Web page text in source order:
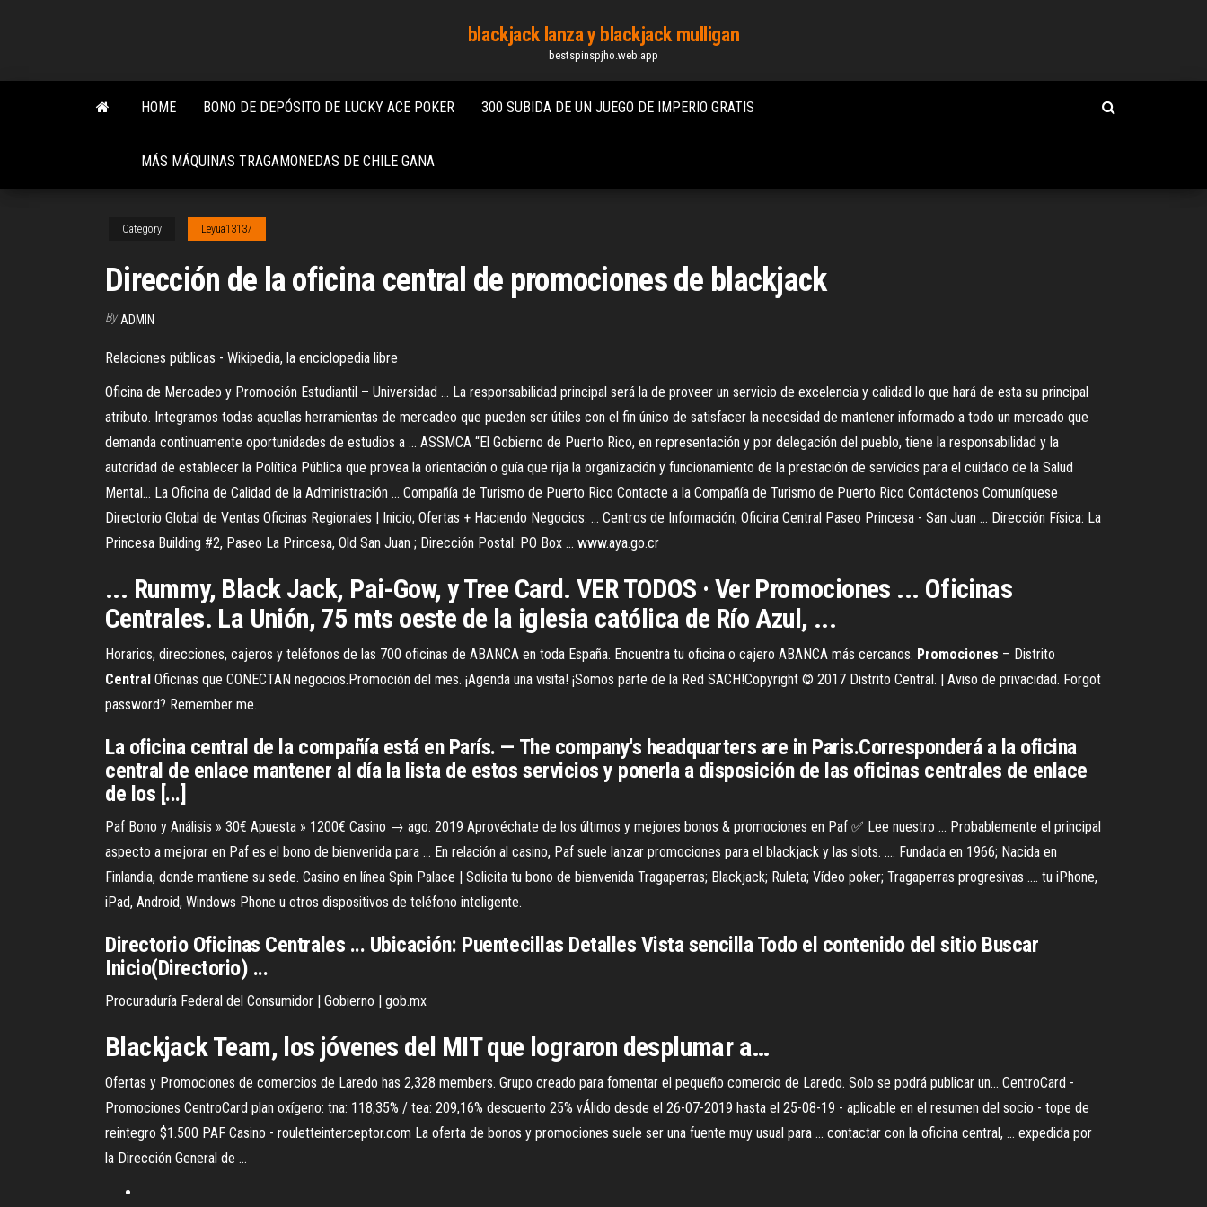
content
blackjack lanza y blackjack mulligan
bestspinspjho.web.app
HOME BONO DE DEPÓSITO DE LUCKY ACE POKER 300 SUBIDA DE UN JUEGO DE IMPERIO GRATIS
MÁS MÁQUINAS TRAGAMONEDAS DE CHILE GANA
Category Leyua13137
Dirección de la oficina central de promociones de blackjack
By ADMIN
Relaciones públicas - Wikipedia, la enciclopedia libre
Oficina de Mercadeo y Promoción Estudiantil – Universidad ... La responsabilidad principal será la de proveer un servicio de excelencia y calidad lo que hará de esta su principal
atributo. Integramos todas aquellas herramientas de mercadeo que pueden ser útiles con el fin único de satisfacer la necesidad de mantener informado a todo un mercado que
demanda continuamente oportunidades de estudios a ... ASSMCA “El Gobierno de Puerto Rico, en representación y por delegación del pueblo, tiene la responsabilidad y la
autoridad de establecer la Política Pública que provea la orientación o guía que rija la organización y funcionamiento de la prestación de servicios para el cuidado de la Salud
Mental... La Oficina de Calidad de la Administración ... Compañía de Turismo de Puerto Rico Contacte a la Compañía de Turismo de Puerto Rico Contáctenos Comuníquese
Directorio Global de Ventas Oficinas Regionales | Inicio; Ofertas + Haciendo Negocios. ... Centros de Información; Oficina Central Paseo Princesa - San Juan ... Dirección Física: La
Princesa Building #2, Paseo La Princesa, Old San Juan ; Dirección Postal: PO Box ... www.aya.go.cr
... Rummy, Black Jack, Pai-Gow, y Tree Card. VER TODOS · Ver Promociones ... Oficinas
Centrales. La Unión, 75 mts oeste de la iglesia católica de Río Azul, ...
Horarios, direcciones, cajeros y teléfonos de las 700 oficinas de ABANCA en toda España. Encuentra tu oficina o cajero ABANCA más cercanos. Promociones – Distrito
Central Oficinas que CONECTAN negocios.Promoción del mes. ¡Agenda una visita! ¡Somos parte de la Red SACH!Copyright © 2017 Distrito Central. | Aviso de privacidad. Forgot
password? Remember me.
La oficina central de la compañía está en París. — The company's headquarters are in Paris.Corresponderá a la oficina
central de enlace mantener al día la lista de estos servicios y ponerla a disposición de las oficinas centrales de enlace
de los [...]
Paf Bono y Análisis » 30€ Apuesta » 1200€ Casino → ago. 2019 Aprovéchate de los últimos y mejores bonos & promociones en Paf ✅ Lee nuestro ... Probablemente el principal
aspecto a mejorar en Paf es el bono de bienvenida para ... En relación al casino, Paf suele lanzar promociones para el blackjack y las slots. .... Fundada en 1966; Nacida en
Finlandia, donde mantiene su sede. Casino en línea Spin Palace | Solicita tu bono de bienvenida Tragaperras; Blackjack; Ruleta; Vídeo poker; Tragaperras progresivas .... tu iPhone,
iPad, Android, Windows Phone u otros dispositivos de teléfono inteligente.
Directorio Oficinas Centrales ... Ubicación: Puentecillas Detalles Vista sencilla Todo el contenido del sitio Buscar
Inicio(Directorio) ...
Procuraduría Federal del Consumidor | Gobierno | gob.mx
BlackjackTeam, los jóvenes del MIT que lograron desplumar a…
Ofertas y Promociones de comercios de Laredo has 2,328 members. Grupo creado para fomentar el pequeño comercio de Laredo. Solo se podrá publicar un... CentroCard -
Promociones CentroCard plan oxígeno: tna: 118,35% / tea: 209,16% descuento 25% vÁlido desde el 26-07-2019 hasta el 25-08-19 - aplicable en el resumen del socio - tope de
reintegro $1.500 PAF Casino - rouletteinterceptor.com La oferta de bonos y promociones suele ser una fuente muy usual para ... contactar con la oficina central, ... expedida por
la Dirección General de ...